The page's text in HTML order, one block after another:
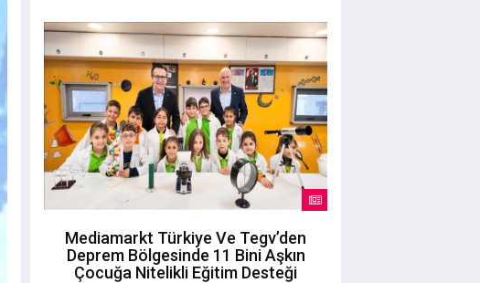
Mediamarkt Türkiye Ve Tegv’den
Deprem Bölgesinde 11 Bini Aşkın
Çocuğa Nitelikli Eğitim Desteği